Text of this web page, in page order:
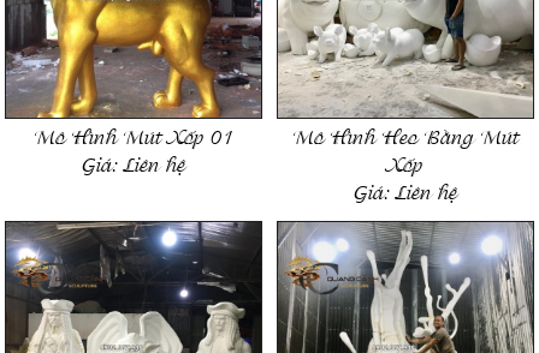
Mô Hình Mút Xốp 01
Giá:Liên hệ
Mô Hình Heo Bằng Mút
Xốp
Giá:Liên hệ